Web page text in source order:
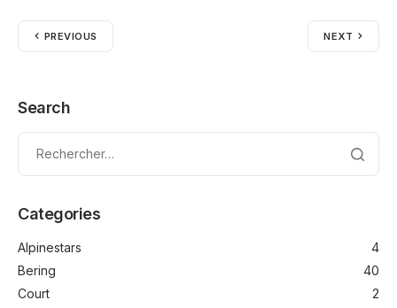
PREVIOUS NEXT
Search
Categories
Alpinestars
4
Bering
40
Court
2